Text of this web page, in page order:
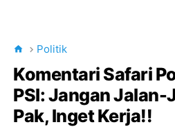
Politik
Komentari Safari
PSI: Jangan Jalan-
Pak, Inget Kerja!!